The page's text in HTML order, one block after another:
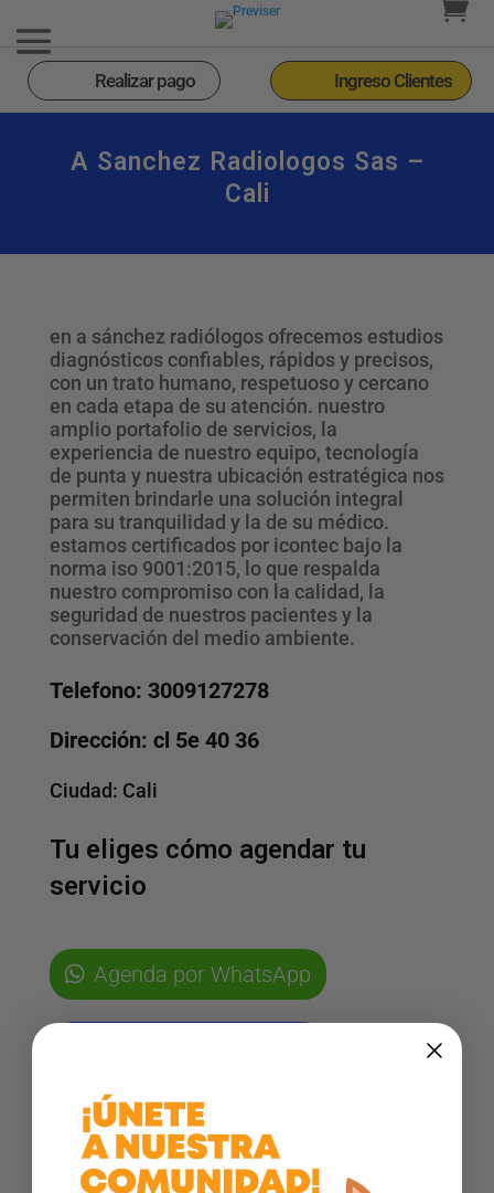
Realizar pago Ingreso Clientes
A Sanchez Radiologos Sas –
Cali
en a sánchez radiólogos ofrecemos estudios
diagnósticos confiables, rápidos y precisos,
con un trato humano, respetuoso y cercano
en cada etapa de su atención. nuestro
amplio portafolio de servicios, la
experiencia de nuestro equipo, tecnología
de punta y nuestra ubicación estratégica nos
permiten brindarle una solución integral
para su tranquilidad y la de su médico.
estamos certificados por icontec bajo la
norma iso 9001:2015, lo que respalda
nuestro compromiso con la calidad, la
seguridad de nuestros pacientes y la
conservación del medio ambiente.
Telefono: 3009127278
Dirección: cl 5e 40 36
Ciudad: Cali
Tu eliges cómo agendar tu
servicio
Agenda por WhatsApp
Instagram